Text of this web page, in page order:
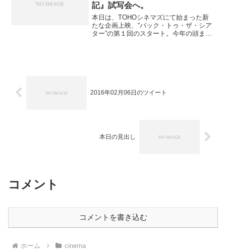
記』試写会へ。
本日は、TOHOシネマズにて始まった新
たな企画上映、“バック・トゥ・ザ・シア
ター”の第１回のスタート。今年の頭ま
2016年02月06日のツイート
本日の見出し
コメント
コメントを書き込む
ホーム cinema